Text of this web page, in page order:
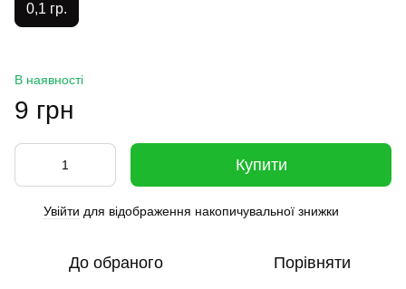
0,1 гр.
В наявності
9 грн
Купити
Увійти для відображення накопичувальної знижки
До обраного Порівняти